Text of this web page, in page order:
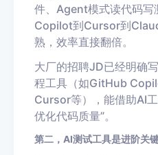
件、Agent模式读代码
Copilot到Cursor到
熟，效率直接翻倍。
大厂的招聘JD已经明确
程工具（如GitHub
Cursor等），能借助AI工
优化代码质量”。
第二，AI测试工具是进阶关键